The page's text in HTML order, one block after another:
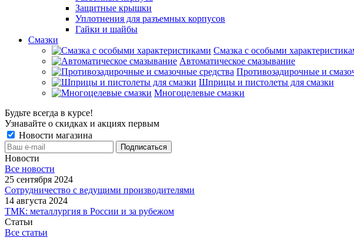
Защитные крышки
Уплотнения для разъемных корпусов
Гайки и шайбы
Смазки
Смазка с особыми
Автоматическое смазывание
Противозадирочные и
Шприцы и пистолеты для смазки
Многоцелевые смазки
Будьте всегда в курсе!
Узнавайте о скидках и акциях первым
Новости магазина
Новости
Все новости
25 сентября 2024
Сотрудничество с ведущими производителями
14 августа 2024
ТМК: металлургия в России и за рубежом
Статьи
Все статьи